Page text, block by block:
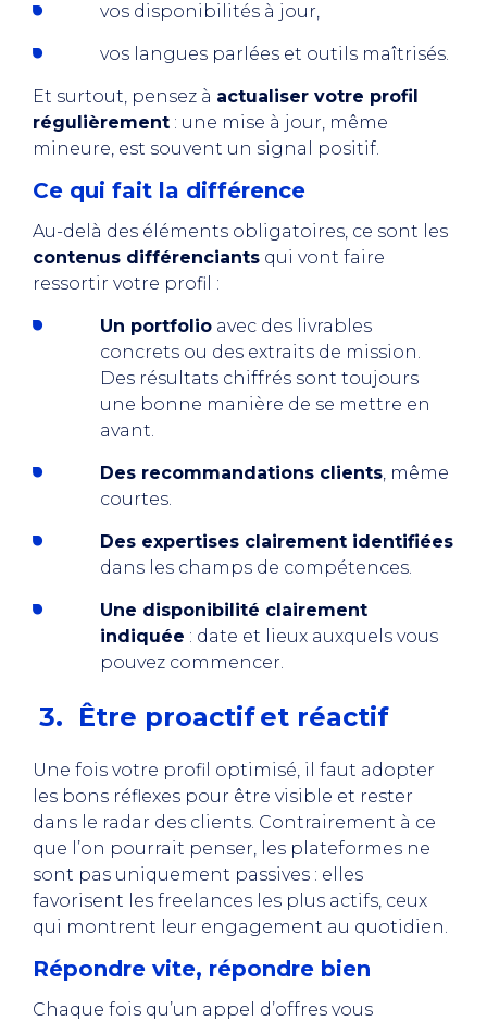
vos disponibilités à jour,
vos langues parlées et outils maîtrisés.
Et surtout, pensez à actualiser votre profil
régulièrement : une mise à jour, même
mineure, est souvent un signal positif.
Ce qui fait la différence
Au-delà des éléments obligatoires, ce sont les
contenus différenciants qui vont faire
ressortir votre profil :
Un portfolio avec des livrables
concrets ou des extraits de mission.
Des résultats chiffrés sont toujours
une bonne manière de se mettre en
avant.
Des recommandations clients, même
courtes.
Des expertises clairement identifiées
dans les champs de compétences.
Une disponibilité clairement
indiquée : date et lieux auxquels vous
pouvez commencer.
3. Être proactif et réactif
Une fois votre profil optimisé, il faut adopter
les bons réflexes pour être visible et rester
dans le radar des clients. Contrairement à ce
que l’on pourrait penser, les plateformes ne
sont pas uniquement passives : elles
favorisent les freelances les plus actifs, ceux
qui montrent leur engagement au quotidien.
Répondre vite, répondre bien
Chaque fois qu’un appel d’offres vous